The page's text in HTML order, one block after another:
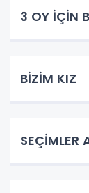
3 OY İÇİN
BİZİM KIZ
SEÇİMLER